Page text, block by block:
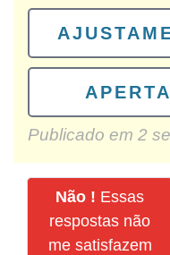
Publicado em 2
Não ! Essas
respostas não
me satisfazem